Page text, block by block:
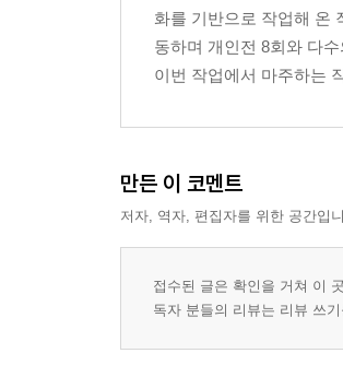
미워하는 마음 없이 살아갈 수
대가 없는 친절이 주는 자유로
세상 모든 것은 변한다는 진리
나의 작은 선행이 세상을 바꿀
사랑하는 존재와의 이별 앞에서
내 안의 가능성을 믿고 싶을 때
화를 기반으로 작업해 온
동하며 개인전 8회와 다
이번 작업에서 마주하는
만든 이 코멘트
저자, 역자, 편집자를 위한 공간입
접수된 글은 확인을 거쳐 이
독자 분들의 리뷰는 리뷰 쓰